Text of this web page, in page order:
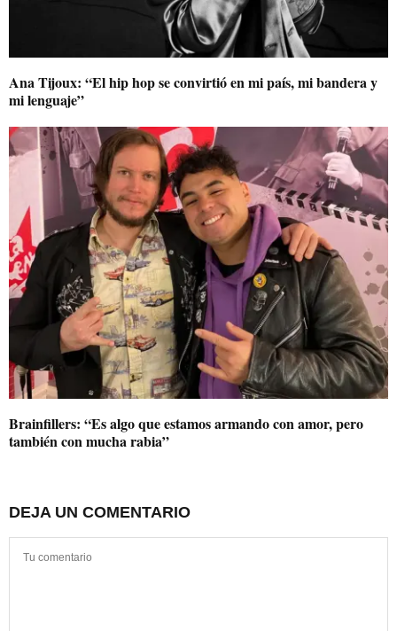
Ana Tijoux: “El hip hop se convirtió en mi país, mi bandera y
mi lenguaje”
Brainfillers: “Es algo que estamos armando con amor, pero
también con mucha rabia”
DEJA UN COMENTARIO